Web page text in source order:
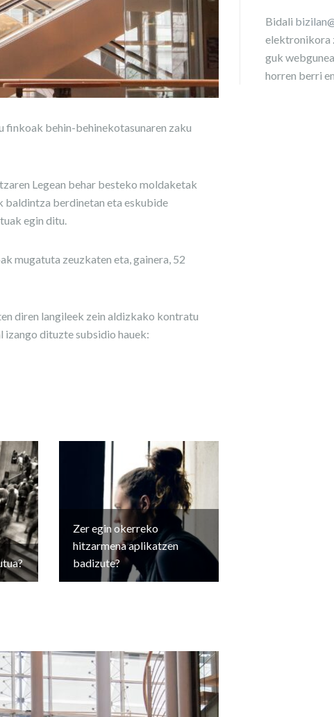
behin-behinekotasunaren zaku
Legean behar besteko moldaketak
baldintza berdinetan eta eskubide
egin ditu.
mugatuta zeuzkaten eta, gainera, 52
diren langileek zein aldizkako kontratu
dituzte subsidio hauek:
Zer egin okerreko
hitzarmena aplikatzen
badizute?
Bidali
elektronikora
guk
horren berri